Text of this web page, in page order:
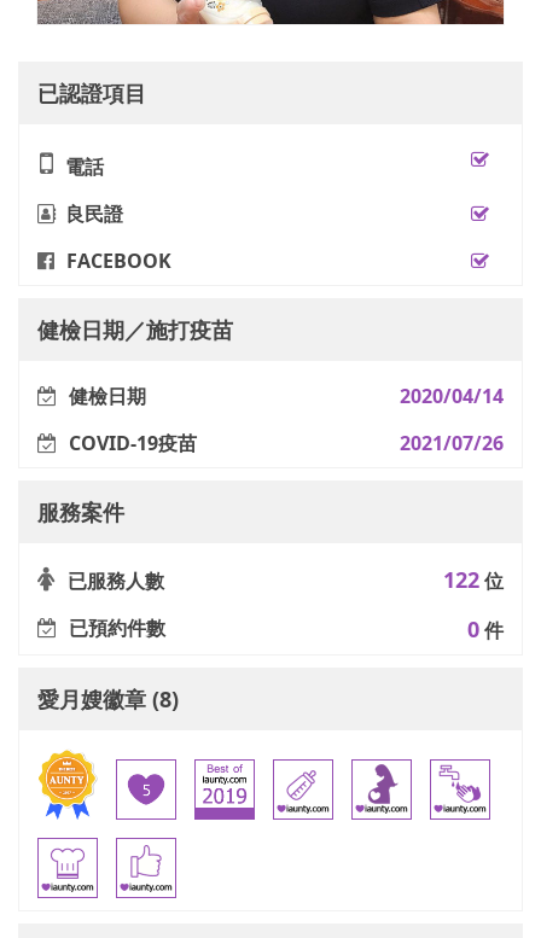
已認證項目
電話
良民證
FACEBOOK
健檢日期／施打疫苗
健檢日期
2020/04/14
COVID-19疫苗
2021/07/26
服務案件
已服務人數 122位
已預約件數
0件
愛月嫂徽章 (8)